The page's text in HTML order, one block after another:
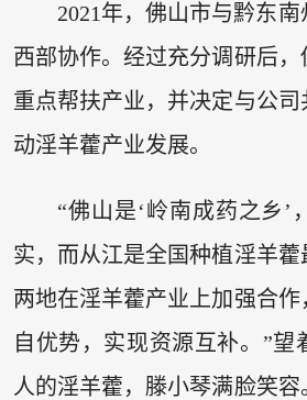
2021年，佛山市与黔东
西部协作。经过充分调研后
重点帮扶产业，并决定与公
动淫羊藿产业发展。
“佛山是‘岭南成药之乡’
实，而从江是全国种植淫羊藿
两地在淫羊藿产业上加强合
自优势，实现资源互补。”望
人的淫羊藿，滕小琴满脸笑